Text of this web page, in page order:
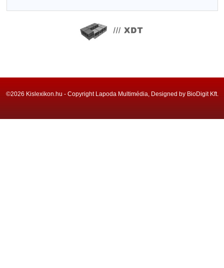
©2026 Kislexikon.hu - Copyright Lapoda Multimédia, Designed by BioDigit Kft.